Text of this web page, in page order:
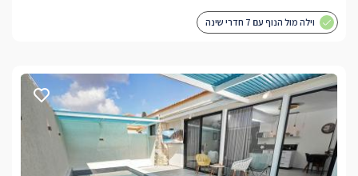
וילה מול הנוף עם 7 חדרי שינה